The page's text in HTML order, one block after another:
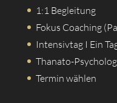
1:1 Begleitung
Fokus Coaching
Intensivtag I Ein
Thanato-
Termin wählen